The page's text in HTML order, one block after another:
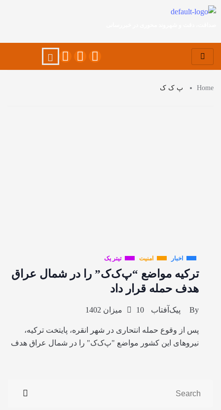
Home پ ک ک
اخبار امنیت تیتر یک
ترکیه مواضع “پ‌ک‌ک” را در شمال عراق
هدف حمله قرار داد
By پیک‌آفتاب 10 میزان 1402
پس از وقوع حمله انتحاری در شهر انقره، پایتخت ترکیه،
نیروهای این کشور مواضع "پ‌ک‌ک" را در شمال عراق هدف